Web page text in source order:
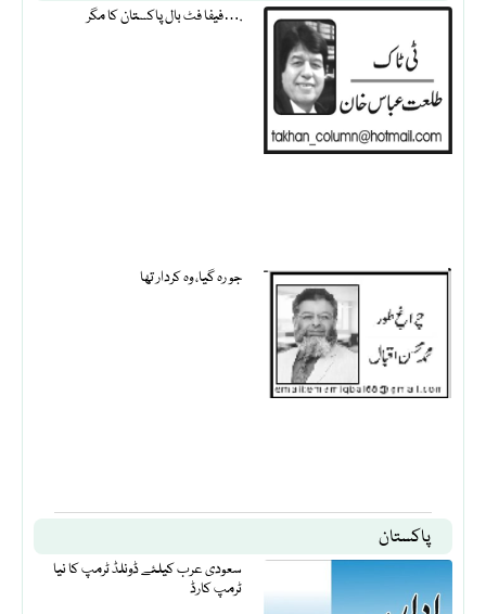
فیفا فٹ بال پاکستان کا مگر….
جو رہ گیا، وہ کردار تھا
پاکستان
سعودی عرب کیلئے ڈونلڈ ٹرمپ کا نیا
ٹرمپ کارڈ